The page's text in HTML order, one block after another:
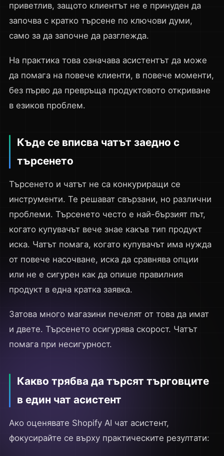
приветлив, защото клиентът не е принуден да
започва с кратко търсене по ключови думи,
само за да започне да разглежда.
На практика това означава асистентът да може
да помага на повече клиенти, в повече моменти,
без първо да превръща продуктовото откриване
в езиков проблем.
Къде се вписва чатът заедно с
търсенето
Търсенето и чатът не са конкуриращи се
инструменти. Те решават свързани, но различни
проблеми. Търсенето често е най-бързият път,
когато купувачът вече знае какъв тип продукт
иска. Чатът помага, когато купувачът има нужда
от повече насочване, иска да сравнява опции
или не е сигурен как да опише правилния
продукт в една кратка заявка.
Затова много магазини печелят от това да имат
и двете. Търсенето осигурява скорост. Чатът
помага при несигурност.
Какво трябва да търсят търговците
в един чат асистент
Ако оценявате Shopify AI чат асистент,
фокусирайте се върху практическите резултати: